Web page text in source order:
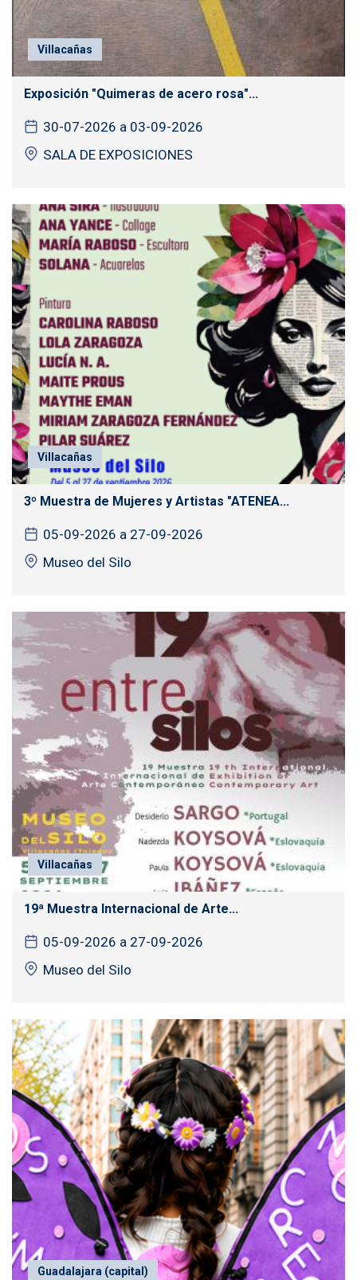
Villacañas
Exposición "Quimeras de acero rosa"...
30-07-2026 a 03-09-2026
SALA DE EXPOSICIONES
Villacañas
3º Muestra de Mujeres y Artistas "ATENEA...
05-09-2026 a 27-09-2026
Museo del Silo
Villacañas
19ª Muestra Internacional de Arte...
05-09-2026 a 27-09-2026
Museo del Silo
Guadalajara (capital)